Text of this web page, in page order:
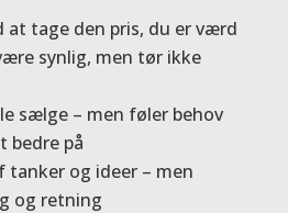
at tage den pris, du er værd
synlig, men tør ikke
sælge – men føler behov
på
tanker og ideer – men
og retning